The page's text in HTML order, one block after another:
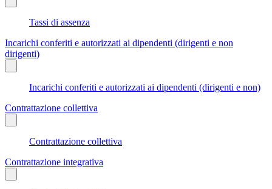
Tassi di assenza
Incarichi conferiti e autorizzati ai dipendenti (dirigenti e non
dirigenti)
Incarichi conferiti e autorizzati ai dipendenti (dirigenti e non)
Contrattazione collettiva
Contrattazione collettiva
Contrattazione integrativa